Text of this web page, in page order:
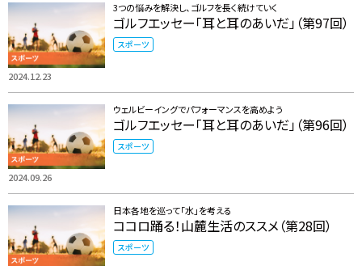
2024.12.23
3つの悩みを解決し、ゴルフを長く続けていく
ゴルフエッセー「耳と耳のあいだ」（第97回）
スポーツ
2024.09.26
ウェルビーイングでパフォーマンスを高めよう
ゴルフエッセー「耳と耳のあいだ」（第96回）
スポーツ
日本各地を巡って「水」を考える
ココロ踊る！山麓生活のススメ（第28回）
スポーツ